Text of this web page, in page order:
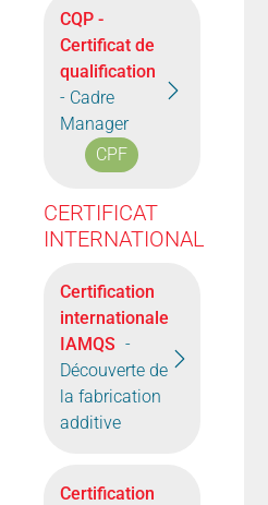
CQP -
Certificat de
qualification
- Cadre
Manager
CPF
CERTIFICAT
INTERNATIONAL
Certification
internationale
IAMQS -
Découverte de
la fabrication
additive
Certification